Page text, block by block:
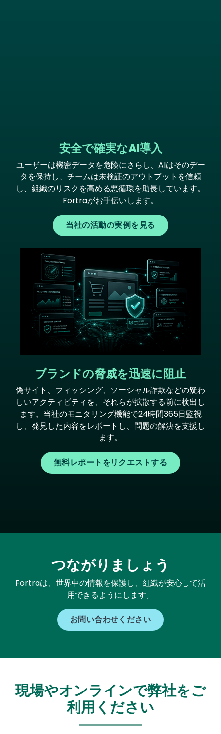
安全で確実なAI導入
ユーザーは機密データを危険にさらし、AIはそのデー
タを保持し、チームは未検証のアウトプットを信頼
し、組織のリスクを高める悪循環を助長しています。
Fortraがお手伝いします。
当社の活動の実例を見る
ブランドの脅威を迅速に阻止
偽サイト、フィッシング、ソーシャル詐欺などの疑わ
しいアクティビティを、それらが拡散する前に検出し
ます。当社のモニタリング機能で24時間365日監視
し、発見した内容をレポートし、問題の解決を支援し
ます。
無料レポートをリクエストする
つながりましょう
Fortraは、世界中の情報を保護し、組織が安心して活
用できるようにします。
お問い合わせください
現場やオンラインで弊社をご
利用ください